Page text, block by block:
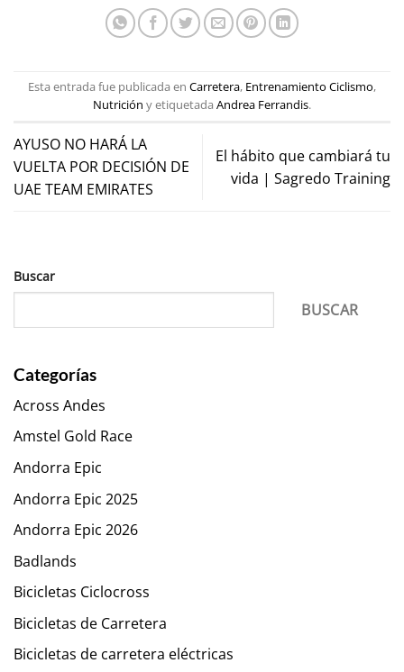
Esta entrada fue publicada en Carretera, Entrenamiento Ciclismo,
Nutrición y etiquetada Andrea Ferrandis.
AYUSO NO HARÁ LA
VUELTA POR DECISIÓN DE
UAE TEAM EMIRATES
El hábito que cambiará tu
vida | Sagredo Training
Buscar
BUSCAR
Categorías
Across Andes
Amstel Gold Race
Andorra Epic
Andorra Epic 2025
Andorra Epic 2026
Badlands
Bicicletas Ciclocross
Bicicletas de Carretera
Bicicletas de carretera eléctricas